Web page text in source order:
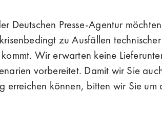
Deutschen Presse-Agentur
zu Ausfällen
Wir erwarten keine
vorbereitet. Damit wir Sie
erreichen können, bitten wir Sie